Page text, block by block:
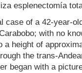
esplenectomía
case of a 42-year-
with no
a height of
the trans-
began with a